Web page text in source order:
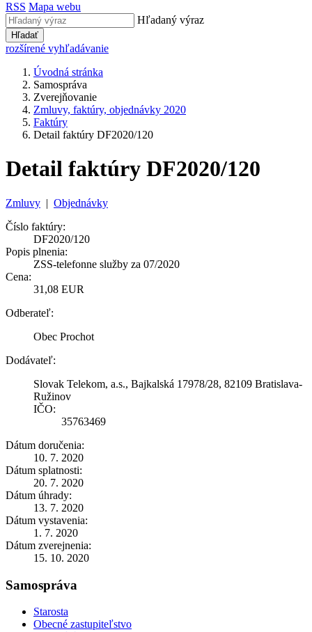
RSS Mapa webu
Hľadaný výraz
Hľadať
rozšírené vyhľadávanie
Úvodná stránka
Samospráva
Zverejňovanie
Zmluvy, faktúry, objednávky 2020
Faktúry
Detail faktúry DF2020/120
Detail faktúry DF2020/120
Zmluvy | Objednávky
Číslo faktúry:
DF2020/120
Popis plnenia:
ZSS-telefonne služby za 07/2020
Cena:
31,08 EUR
Odberateľ:
Obec Prochot
Dodávateľ:
Slovak Telekom, a.s., Bajkalská 17978/28, 82109 Bratislava-
Ružinov
IČO:
35763469
Dátum doručenia:
10. 7. 2020
Dátum splatnosti:
20. 7. 2020
Dátum úhrady:
13. 7. 2020
Dátum vystavenia:
1. 7. 2020
Dátum zverejnenia:
15. 10. 2020
Samospráva
Starosta
Obecné zastupiteľstvo